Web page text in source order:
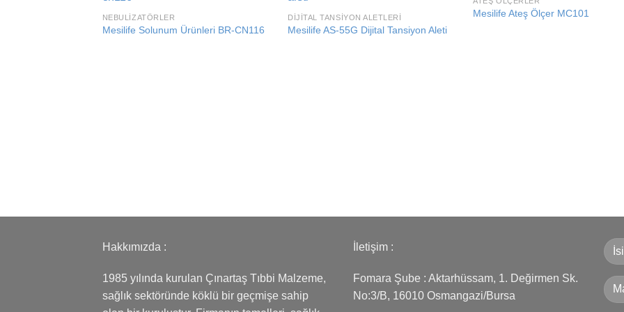
NEBULIZATÖRLER
Mesilife Solunum Ürünleri BR-CN116
DIJITAL TANSIYON ALETLERI
Mesilife AS-55G Dijital Tansiyon Aleti
Mesilife Ateş Ölçer MC101
Hakkımızda :
1985 yılında kurulan Çınartaş Tıbbi Malzeme,
sağlık sektöründe köklü bir geçmişe sahip
İletişim :
Fomara Şube : Aktarhüssam, 1. Değirmen Sk.
No:3/B, 16010 Osmangazi/Bursa